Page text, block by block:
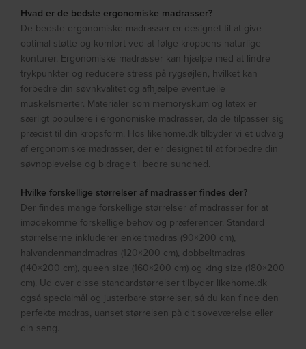
Hvad er de bedste ergonomiske madrasser?
De bedste ergonomiske madrasser er designet til at give
optimal støtte og komfort ved at følge kroppens naturlige
konturer. Ergonomiske madrasser kan hjælpe med at lindre
trykpunkter og reducere stress på rygsøjlen, hvilket kan
forbedre din søvnkvalitet og afhjælpe eventuelle
muskelsmerter. Materialer som memoryskum og latex er
særligt populære i ergonomiske madrasser, da de tilpasser sig
præcist til din kropsform. Hos likehome.dk tilbyder vi et udvalg
af ergonomiske madrasser, der er designet til at forbedre din
søvnoplevelse og bidrage til bedre sundhed.
Hvilke forskellige størrelser af madrasser findes der?
Der findes mange forskellige størrelser af madrasser for at
imødekomme forskellige behov og præferencer. Standard
størrelserne inkluderer enkeltmadras (90×200 cm),
halvandenmandmadras (120×200 cm), dobbeltmadras
(140×200 cm), queen size (160×200 cm) og king size (180×200
cm). Ud over disse standardstørrelser tilbyder likehome.dk
også specialmål og justerbare størrelser, så du kan finde den
perfekte madras, uanset størrelsen på dit soveværelse eller
din seng.